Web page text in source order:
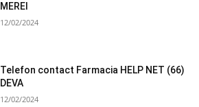
MEREI
12/02/2024
Telefon contact Farmacia HELP NET (66)
DEVA
12/02/2024